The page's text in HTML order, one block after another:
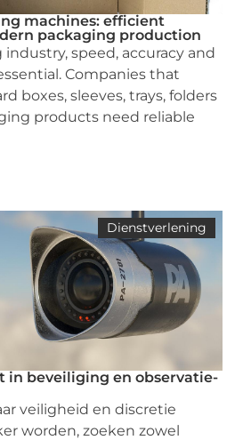
machines: efficient
packaging production
speed, accuracy and
Companies that
boxes, sleeves, trays, folders
products need reliable
Dienstverlening
in beveiliging en observatie-
veiligheid en discretie
worden, zoeken zowel